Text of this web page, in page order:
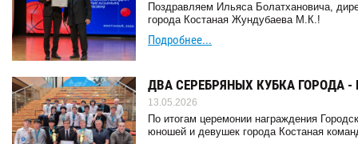
Поздравляем Ильяса Болатхановича,
города Костаная Жундубаева М.К.!
Подробнее...
ДВА СЕРЕБРЯНЫХ КУБКА ГОРОДА -
13.05.2026
По итогам церемонии награждения
юношей и девушек города Костаная